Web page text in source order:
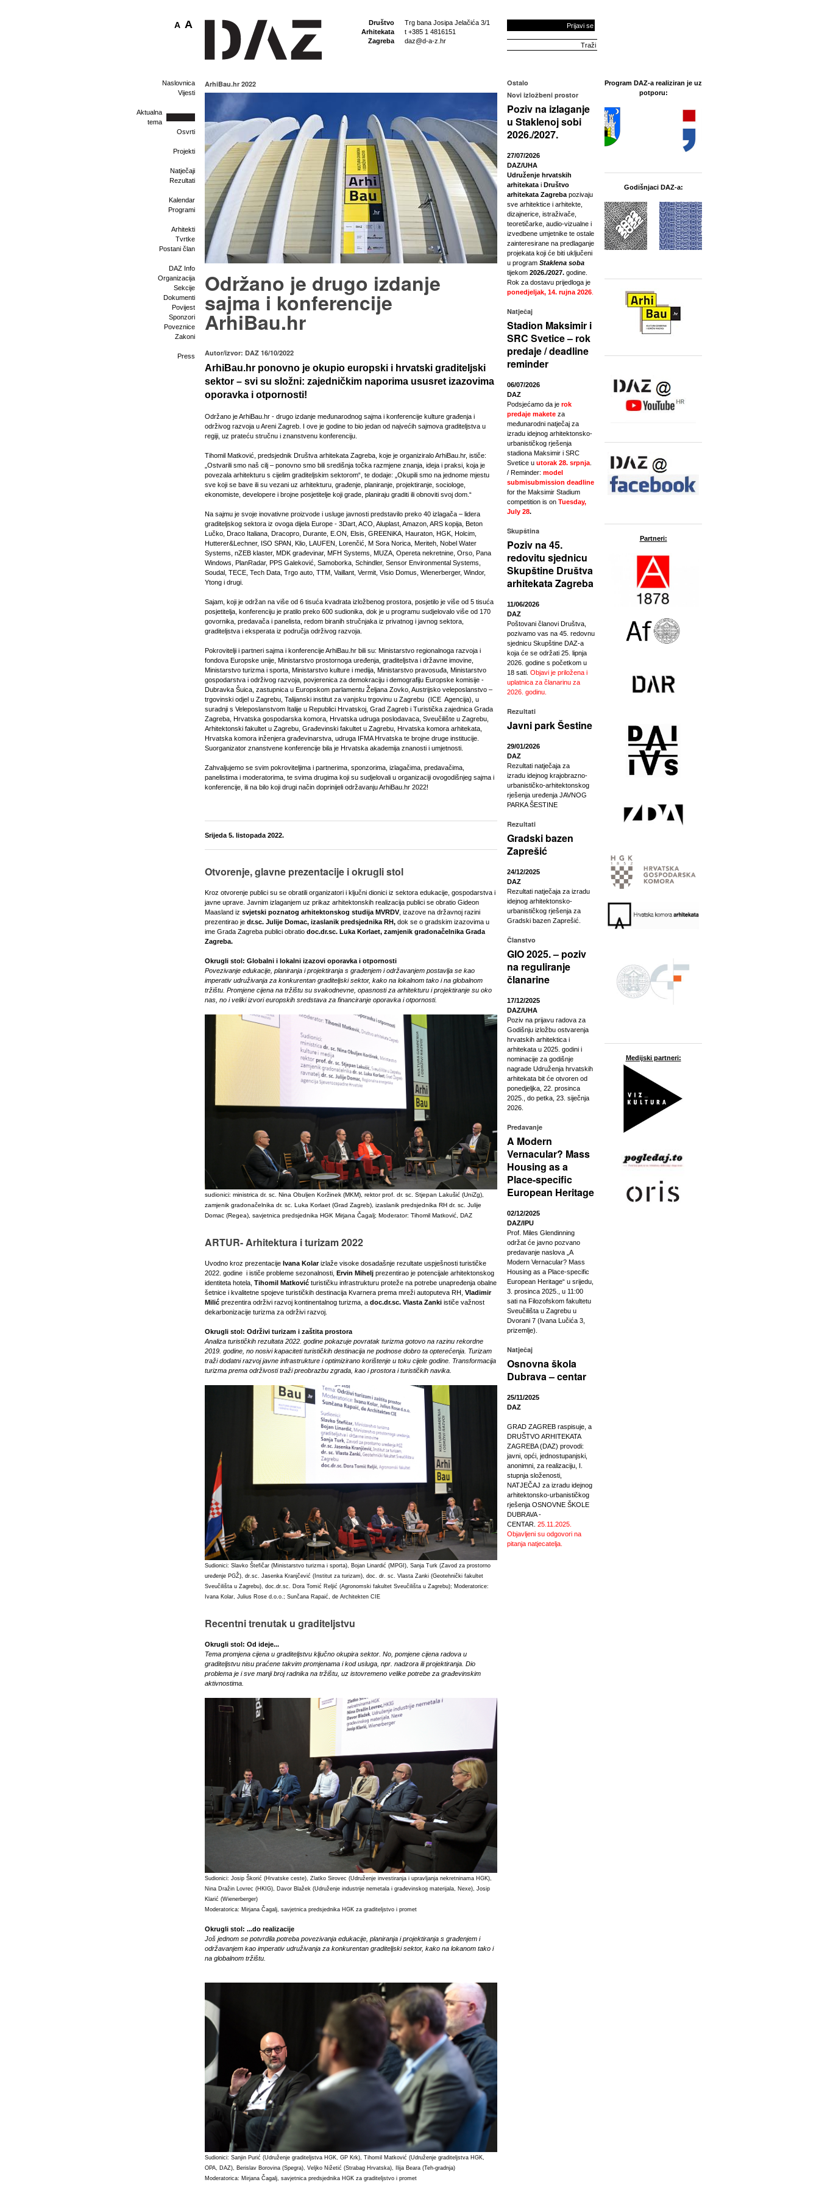
Društvo
Arhitekata
Zagreba
Trg bana Josipa Jelačića 3/1
t +385 1 4816151
daz@d-a-z.hr
Prijavi se
A A
Naslovnica
Vijesti
Aktualna
tema
Osvrti
Projekti
Natječaji
Rezultati
Kalendar
Programi
Arhitekti
Tvrtke
Postani član
DAZ Info
Organizacija
Sekcije
Dokumenti
Povijest
Sponzori
Poveznice
Zakoni
Press
ArhiBau.hr 2022
Održano je drugo izdanje
sajma i konferencije
ArhiBau.hr
Autor/izvor: DAZ 16/10/2022
ArhiBau.hr ponovno je okupio europski i hrvatski graditeljski
sektor – svi su složni: zajedničkim naporima ususret izazovima
oporavka i otpornosti!
Održano je ArhiBau.hr - drugo izdanje međunarodnog sajma i konferencije kulture građenja i
održivog razvoja u Areni Zagreb. I ove je godine to bio jedan od najvećih sajmova graditeljstva u
regiji, uz prateću stručnu i znanstvenu konferenciju.
Tihomil Matković, predsjednik Društva arhitekata Zagreba, koje je organiziralo ArhiBau.hr, ističe:
„Ostvarili smo naš cilj – ponovno smo bili središnja točka razmjene znanja, ideja i praksi, koja je
povezala arhitekturu s cijelim graditeljskim sektorom“, te dodaje: „Okupili smo na jednome mjestu
sve koji se bave ili su vezani uz arhitekturu, građenje, planiranje, projektiranje, sociologe,
ekonomiste, developere i brojne posjetitelje koji grade, planiraju graditi ili obnoviti svoj dom.“
Na sajmu je svoje inovativne proizvode i usluge javnosti predstavilo preko 40 izlagača – lidera
graditeljskog sektora iz ovoga dijela Europe - 3Dart, ACO, Aluplast, Amazon, ARS kopija, Beton
Lučko, Draco Italiana, Dracopro, Durante, E.ON, Elsis, GREENiKA, Hauraton, HGK, Holcim,
Hutterer&Lechner, ISO SPAN, Klio, LAUFEN, Lorenčić, M Sora Norica, Meriteh, Nobel Water
Systems, nZEB klaster, MDK građevinar, MFH Systems, MUZA, Opereta nekretnine, Orso, Pana
Windows, PlanRadar, PPS Galeković, Samoborka, Schindler, Sensor Environmental Systems,
Soudal, TECE, Tech Data, Trgo auto, TTM, Vaillant, Vermit, Visio Domus, Wienerberger, Windor,
Ytong i drugi.
Sajam, koji je održan na više od 6 tisuća kvadrata izložbenog prostora, posjetilo je više od 5 tisuća
posjetitelja, konferenciju je pratilo preko 600 sudionika, dok je u programu sudjelovalo više od 170
govornika, predavača i panelista, redom biranih stručnjaka iz privatnog i javnog sektora,
graditeljstva i eksperata iz područja održivog razvoja.
Pokrovitelji i partneri sajma i konferencije ArhiBau.hr bili su: Ministarstvo regionalnoga razvoja i
fondova Europske unije, Ministarstvo prostornoga uređenja, graditeljstva i državne imovine,
Ministarstvo turizma i sporta, Ministarstvo kulture i medija, Ministarstvo pravosuđa, Ministarstvo
gospodarstva i održivog razvoja, povjerenica za demokraciju i demografiju Europske komisije -
Dubravka Šuica, zastupnica u Europskom parlamentu Željana Zovko, Austrijsko veleposlanstvo –
trgovinski odjel u Zagrebu, Talijanski institut za vanjsku trgovinu u Zagrebu (ICE Agencija), u
suradnji s Veleposlanstvom Italije u Republici Hrvatskoj, Grad Zagreb i Turistička zajednica Grada
Zagreba, Hrvatska gospodarska komora, Hrvatska udruga poslodavaca, Sveučilište u Zagrebu,
Arhitektonski fakultet u Zagrebu, Građevinski fakultet u Zagrebu, Hrvatska komora arhitekata,
Hrvatska komora inženjera građevinarstva, udruga IFMA Hrvatska te brojne druge institucije.
Suorganizator znanstvene konferencije bila je Hrvatska akademija znanosti i umjetnosti.
Zahvaljujemo se svim pokroviteljima i partnerima, sponzorima, izlagačima, predavačima,
panelistima i moderatorima, te svima drugima koji su sudjelovali u organizaciji ovogodišnjeg sajma i
konferencije, ili na bilo koji drugi način doprinijeli održavanju ArhiBau.hr 2022!
Srijeda 5. listopada 2022.
Otvorenje, glavne prezentacije i okrugli stol
Kroz otvorenje publici su se obratili organizatori i ključni dionici iz sektora edukacije, gospodarstva i
javne uprave. Javnim izlaganjem uz prikaz arhitektonskih realizacija publici se obratio Gideon
Maasland iz svjetski poznatog arhitektonskog studija MVRDV, izazove na državnoj razini
prezentirao je dr.sc. Julije Domac, izaslanik predsjednika RH, dok se o gradskim izazovima u
ime Grada Zagreba publici obratio doc.dr.sc. Luka Korlaet, zamjenik gradonačelnika Grada
Zagreba.
Okrugli stol: Globalni i lokalni izazovi oporavka i otpornosti
Povezivanje edukacije, planiranja i projektiranja s građenjem i održavanjem postavlja se kao
imperativ udruživanja za konkurentan graditeljski sektor, kako na lokalnom tako i na globalnom
tržištu. Promjene cijena na tržištu su svakodnevne, opasnosti za arhitekturu i projektiranje su oko
nas, no i veliki izvori europskih sredstava za financiranje oporavka i otpornosti.
sudionici: ministrica dr. sc. Nina Obuljen Koržinek (MKM), rektor prof. dr. sc. Stjepan Lakušić (UniZg),
zamjenik gradonačelnika dr. sc. Luka Korlaet (Grad Zagreb), izaslanik predsjednika RH dr. sc. Julije
Domac (Regea), savjetnica predsjednika HGK Mirjana Čagalj; Moderator: Tihomil Matković, DAZ
ARTUR- Arhitektura i turizam 2022
Uvodno kroz prezentacije Ivana Kolarizlaže visoke dosadašnje rezultate uspješnosti turističke
2022. godine i ističe probleme sezonalnosti, Ervin Mihelj prezentirao je potencijale arhitektonskog
identiteta hotela, Tihomil Matković turističku infrastrukturu proteže na potrebe unapređenja obalne
šetnice i kvalitetne spojeve turističkih destinacija Kvarnera prema mreži autoputeva RH, Vladimir
Milić prezentira održivi razvoj kontinentalnog turizma, a doc.dr.sc. Vlasta Zanki ističe važnost
dekarbonizacije turizma za održivi razvoj.
Okrugli stol: Održivi turizam i zaštita prostora
Analiza turističkih rezultata 2022. godine pokazuje povratak turizma gotovo na razinu rekordne
2019. godine, no nosivi kapaciteti turističkih destinacija ne podnose dobro ta opterećenja. Turizam
traži dodatni razvoj javne infrastrukture i optimizirano korištenje u toku cijele godine. Transformacija
turizma prema održivosti traži preobrazbu zgrada, kao i prostora i turističkih navika.
Sudionici: Slavko Štefičar (Ministarstvo turizma i sporta), Bojan Linardić (MPGI), Sanja Turk (Zavod za prostorno
uređenje PGŽ), dr.sc. Jasenka Kranjčević (Institut za turizam), doc. dr. sc. Vlasta Zanki (Geotehnički fakultet
Sveučilišta u Zagrebu), doc.dr.sc. Dora Tomić Reljić (Agronomski fakultet Sveučilišta u Zagrebu); Moderatorice:
Ivana Kolar, Julius Rose d.o.o.; Sunčana Rapaić, de Architekten CIE
Recentni trenutak u graditeljstvu
Okrugli stol: Od ideje...
Tema promjena cijena u graditeljstvu ključno okupira sektor. No, pomjene cijena radova u
graditeljstvu nisu praćene takvim promjenama i kod usluga, npr. nadzora ili projektiranja. Dio
problema je i sve manji broj radnika na tržištu, uz istovremeno velike potrebe za građevinskim
aktivnostima.
Sudionici: Josip Škorić (Hrvatske ceste), Zlatko Sirovec (Udruženje investiranja i upravljanja nekretninama HGK),
Nina Dražin Lovrec (HKIG), Davor Blažek (Udruženje industrije nemetala i građevinskog materijala, Nexe), Josip
Klarić (Wienerberger)
Moderatorica: Mirjana Čagalj, savjetnica predsjednika HGK za graditeljstvo i promet
Okrugli stol: ...do realizacije
Još jednom se potvrdila potreba povezivanja edukacije, planiranja i projektiranja s građenjem i
održavanjem kao imperativ udruživanja za konkurentan graditeljski sektor, kako na lokanom tako i
na globalnom tržištu.
Sudionici: Sanjin Purić (Udruženje graditeljstva HGK, GP Krk), Tihomil Matković (Udruženje graditeljstva HGK,
OPA, DAZ), Berislav Borovina (Spegra), Veljko Nižetić (Strabag Hrvatska), Ilija Beara (Teh-gradnja)
Moderatorica: Mirjana Čagalj, savjetnica predsjednika HGK za graditeljstvo i promet
Ostalo
Novi izložbeni prostor
Poziv na izlaganje
u Staklenoj sobi
2026./2027.
27/07/2026
DAZ/UHA
Udruženje hrvatskih
arhitekata i Društvo
arhitekata Zagreba pozivaju
sve arhitektice i arhitekte,
dizajnerice, istraživače,
teoretičarke, audio-vizualne i
izvedbene umjetnike te ostale
zainteresirane na predlaganje
projekata koji će biti uključeni
u program Staklena soba
tijekom 2026./2027. godine.
Rok za dostavu prijedloga je
ponedjeljak, 14. rujna 2026
Natječaj
Stadion Maksimir i
SRC Svetice – rok
predaje / deadline
reminder
06/07/2026
DAZ
Podsjećamo da je rok
predaje makete za
međunarodni natječaj za
izradu idejnog arhitektonsko-
urbanističkog rješenja
stadiona Maksimir i SRC
Svetice u utorak 28. srpnja
/ Reminder: model
submisubmission deadline
for the Maksimir Stadium
competition is on Tuesday,
July 28.
Skupština
Poziv na 45.
redovitu sjednicu
Skupštine Društva
arhitekata Zagreba
11/06/2026
DAZ
Poštovani članovi Društva,
pozivamo vas na 45. redovnu
sjednicu Skupštine DAZ-a
koja će se održati 25. lipnja
2026. godine s početkom u
18 sati. Objavi je priložena i
uplatnica za članarinu za
2026. godinu.
Rezultati
Javni park Šestine
29/01/2026
DAZ
Rezultati natječaja za
izradu idejnog krajobrazno-
urbanističko-arhitektonskog
rješenja uređenja JAVNOG
PARKA ŠESTINE
Rezultati
Gradski bazen
Zaprešić
24/12/2025
DAZ
Rezultati natječaja za izradu
idejnog arhitektonsko-
urbanističkog rješenja za
Gradski bazen Zaprešić.
Članstvo
GIO 2025. – poziv
na reguliranje
članarine
17/12/2025
DAZ/UHA
Poziv na prijavu radova za
Godišnju izložbu ostvarenja
hrvatskih arhitektica i
arhitekata u 2025. godini i
nominacije za godišnje
nagrade Udruženja hrvatskih
arhitekata bit će otvoren od
ponedjeljka, 22. prosinca
2025., do petka, 23. siječnja
2026.
Predavanje
A Modern
Vernacular? Mass
Housing as a
Place-specific
European Heritage
02/12/2025
DAZ/IPU
Prof. Miles Glendinning
održat će javno pozvano
predavanje naslova „A
Modern Vernacular? Mass
Housing as a Place-specific
European Heritage“ u srijedu,
3. prosinca 2025., u 11:00
sati na Filozofskom fakultetu
Sveučilišta u Zagrebu u
Dvorani 7 (Ivana Lučića 3,
prizemlje).
Natječaj
Osnovna škola
Dubrava – centar
25/11/2025
DAZ
GRAD ZAGREB raspisuje, a
DRUŠTVO ARHITEKATA
ZAGREBA (DAZ) provodi:
javni, opći, jednostupanjski,
anonimni, za realizaciju, I.
stupnja složenosti,
NATJEČAJ za izradu idejnog
arhitektonsko-urbanističkog
rješenja OSNOVNE ŠKOLE
DUBRAVA -
CENTAR. 25.11.2025.
Objavljeni su odgovori na
pitanja natjecatelja.
Program DAZ-a realiziran je uz
potporu:
Godišnjaci DAZ-a:
Partneri:
Medijski partneri: